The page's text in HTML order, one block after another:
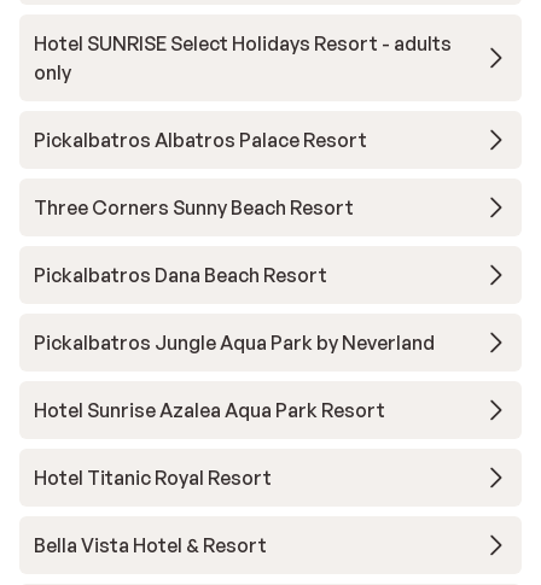
Hotel SUNRISE Select Holidays Resort - adults
only
Pickalbatros Albatros Palace Resort
Three Corners Sunny Beach Resort
Pickalbatros Dana Beach Resort
Pickalbatros Jungle Aqua Park by Neverland
Hotel Sunrise Azalea Aqua Park Resort
Hotel Titanic Royal Resort
Bella Vista Hotel & Resort